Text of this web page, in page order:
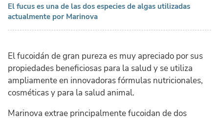
El fucus es una de las dos especies de algas utilizadas
actualmente por Marinova
El fucoidán de gran pureza es muy apreciado por sus
propiedades beneficiosas para la salud y se utiliza
ampliamente en innovadoras fórmulas nutricionales,
cosméticas y para la salud animal.
Marinova extrae principalmente fucoidan de dos